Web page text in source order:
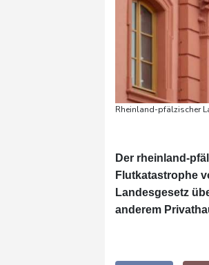
Rheinland-pfälzischer
Der rheinland-
Flutkatastrophe
Landesgesetz
anderem